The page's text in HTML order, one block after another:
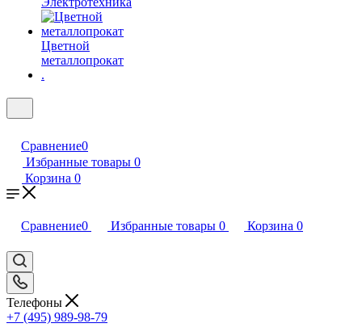
Цветной
металлопрокат
.
Сравнение0
Избранные товары 0
Корзина 0
Сравнение0 Избранные товары 0 Корзина 0
Телефоны
+7 (495) 989-98-79